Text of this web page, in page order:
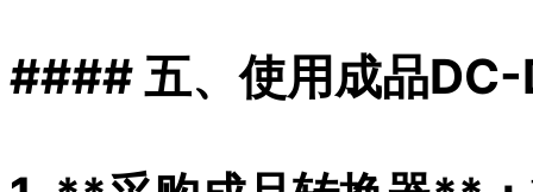
#### 五、使用成品DC-